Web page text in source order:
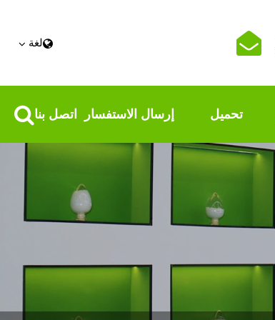
لغة
تحميل إرسال الاستفسار اتصل بنا